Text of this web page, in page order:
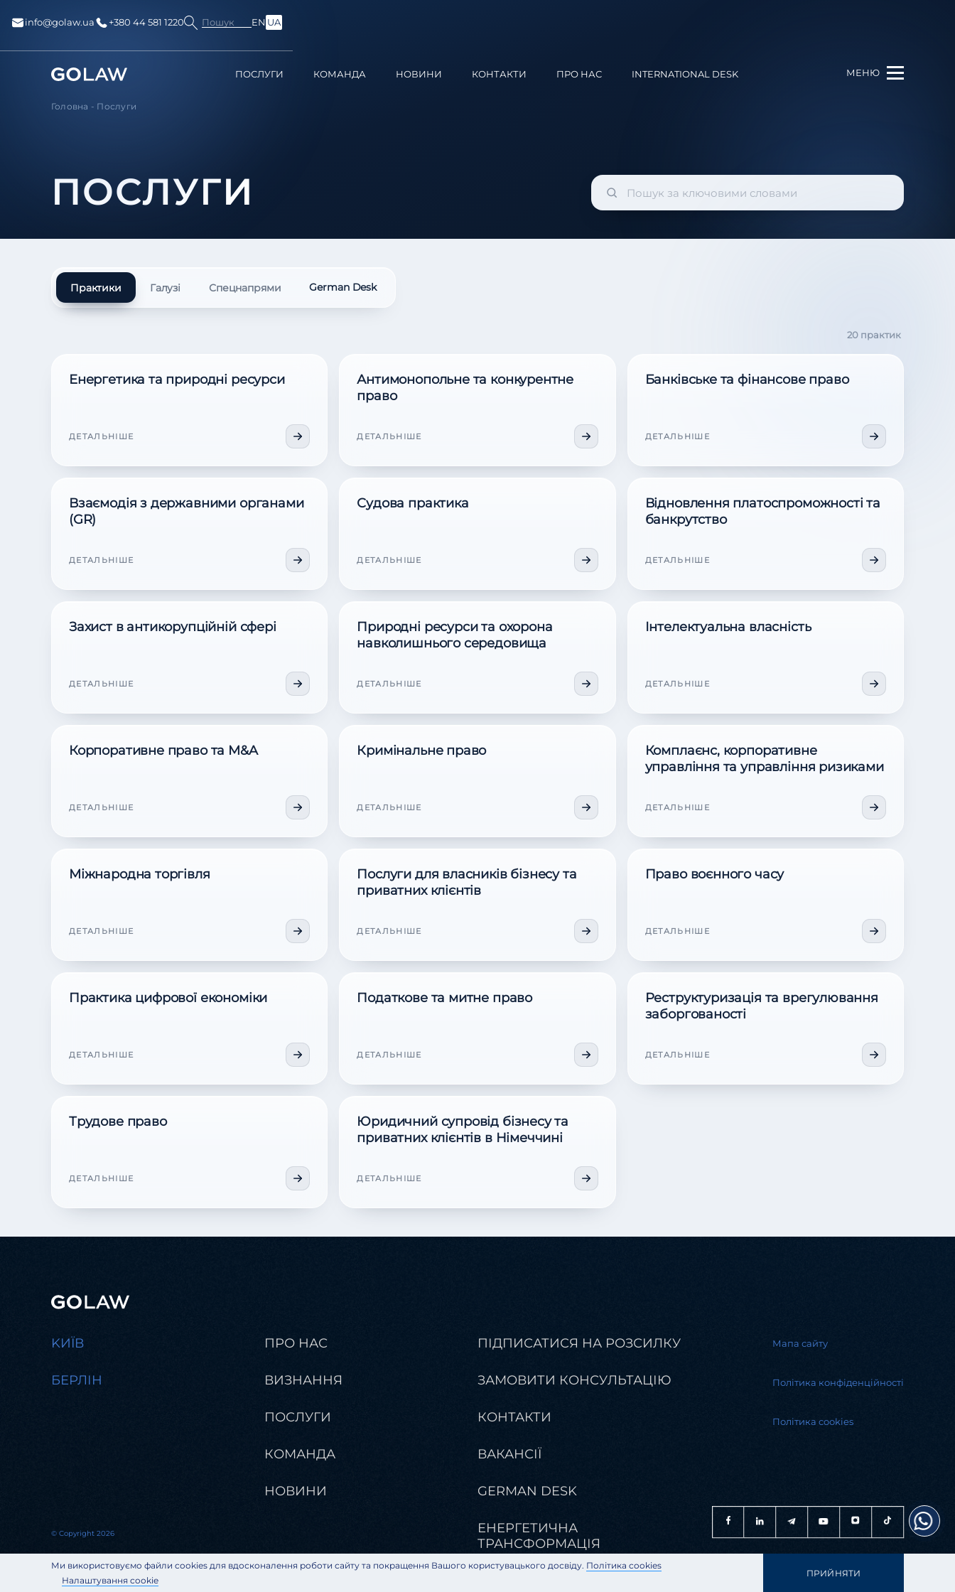
info@golaw.ua +380 44 581 1220 Пошук EN UA
ПОСЛУГИ КОМАНДА НОВИНИ КОНТАКТИ ПРО НАС INTERNATIONAL DESK МЕНЮ
Головна - Послуги
ПОСЛУГИ
Практики Галузі Спецнапрями German Desk
20 практик
Енергетика та природні ресурси
ДЕТАЛЬНІШЕ
Антимонопольне та конкурентне
право
ДЕТАЛЬНІШЕ
Банківське та фінансове право
ДЕТАЛЬНІШЕ
Взаємодія з державними органами
(GR)
ДЕТАЛЬНІШЕ
Судова практика
ДЕТАЛЬНІШЕ
Відновлення платоспроможності та
банкрутство
ДЕТАЛЬНІШЕ
Захист в антикорупційній сфері
ДЕТАЛЬНІШЕ
Природні ресурси та охорона
навколишнього середовища
ДЕТАЛЬНІШЕ
Інтелектуальна власність
ДЕТАЛЬНІШЕ
Корпоративне право та M&A
ДЕТАЛЬНІШЕ
Кримінальне право
ДЕТАЛЬНІШЕ
Комплаєнс, корпоративне
управління та управління ризиками
ДЕТАЛЬНІШЕ
Міжнародна торгівля
ДЕТАЛЬНІШЕ
Послуги для власників бізнесу та
приватних клієнтів
ДЕТАЛЬНІШЕ
Право воєнного часу
ДЕТАЛЬНІШЕ
Практика цифрової економіки
ДЕТАЛЬНІШЕ
Податкове та митне право
ДЕТАЛЬНІШЕ
Реструктуризація та врегулювання
заборгованості
ДЕТАЛЬНІШЕ
Трудове право
ДЕТАЛЬНІШЕ
Юридичний супровід бізнесу та
приватних клієнтів в Німеччині
ДЕТАЛЬНІШЕ
Ми використовуємо файли cookies для вдосконалення роботи сайту та покращення Вашого користувацького досвіду. Політика cookies
Налаштування cookie
ПРИЙНЯТИ
ПРО НАС
ВИЗНАННЯ
ПОСЛУГИ
КОМАНДА
НОВИНИ
ПІДПИСАТИСЯ НА РОЗСИЛКУ
ЗАМОВИТИ КОНСУЛЬТАЦІЮ
КОНТАКТИ
ВАКАНСІЇ
GERMAN DESK
ЕНЕРГЕТИЧНА
ТРАНСФОРМАЦІЯ
KИЇВ
БЕРЛІН
© Copyright 2026
Мапа сайту
Політика конфіденційності
Політика cookies